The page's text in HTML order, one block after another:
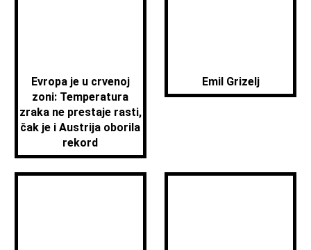
Evropa je u crvenoj
zoni: Temperatura
zraka ne prestaje rasti,
čak je i Austrija oborila
rekord
Emil Grizelj